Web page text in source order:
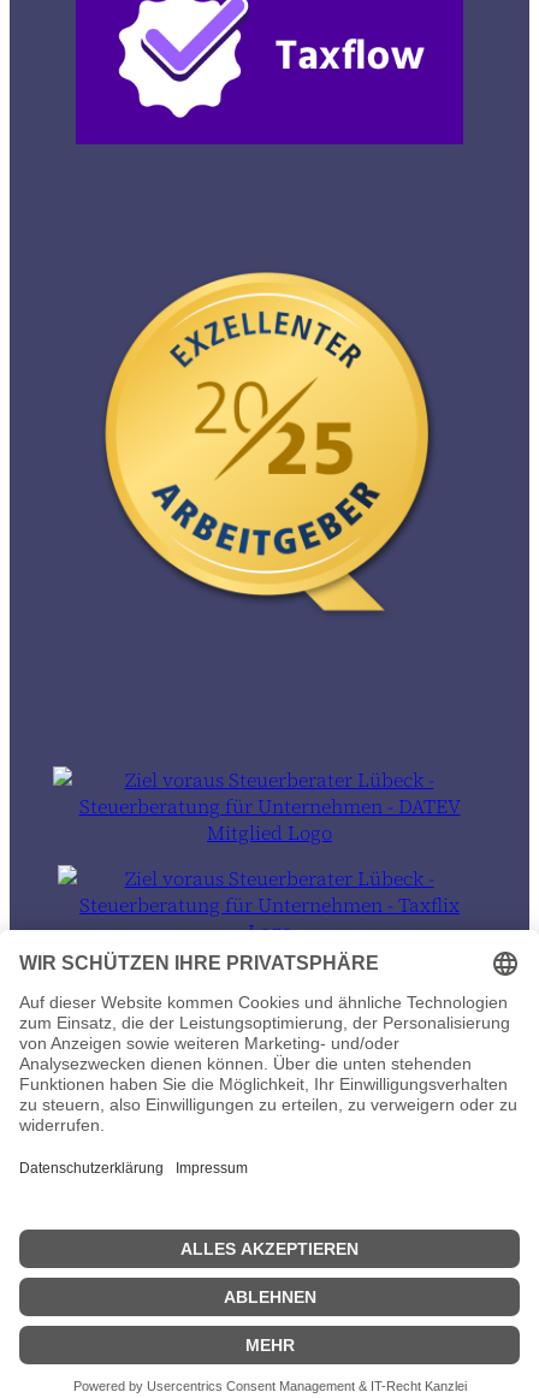
© 2026 Ziel voraus Steuerberater in Lübeck und auch 100% remote
Datenschutz
Wir sind umgezogen
ab sofort finden Sie uns in der Wakenitzstraße 11 in Lübeck.